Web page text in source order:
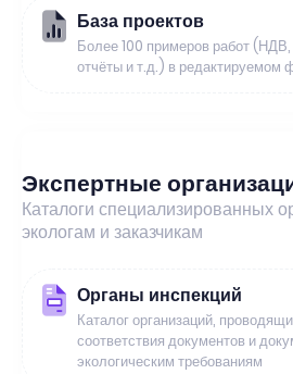
База проектов
Более 100 примеров работ
отчёты и т.д.) в редактируемом
Экспертные
Каталоги специализированных
экологам и заказчикам
Органы инспекций
Каталог организаций,
соответствия документов и
экологическим требованиям